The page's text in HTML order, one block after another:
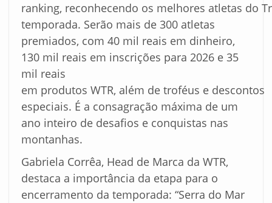
ranking, reconhecendo os melhores atletas do
temporada. Serão mais de 300 atletas
premiados, com 40 mil reais em dinheiro,
130 mil reais em inscrições para 2026 e 35
mil reais
em produtos WTR, além de troféus e descontos
especiais. É a consagração máxima de um
ano inteiro de desafios e conquistas nas
montanhas.
Gabriela Corrêa, Head de Marca da WTR,
destaca a importância da etapa para o
encerramento da temporada: “Serra do Mar